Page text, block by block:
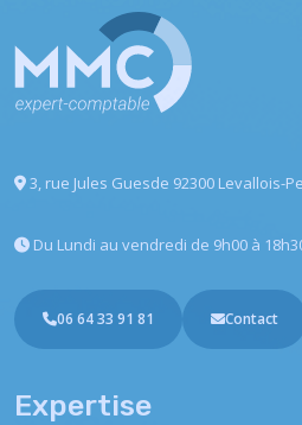
3, rue Jules Guesde 92300 Levallois-
Du Lundi au vendredi de 9h00 à
06 64 33 91 81 Contact
Expertise